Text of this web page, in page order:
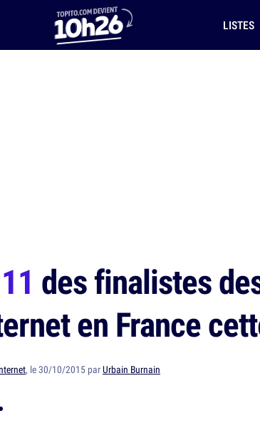
LISTES
des finalistes
en France
, le 30/10/2015 parUrbain Burnain